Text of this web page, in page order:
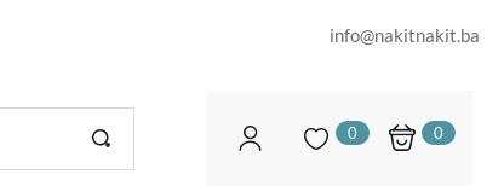
info@nakitnakit.ba
0 0